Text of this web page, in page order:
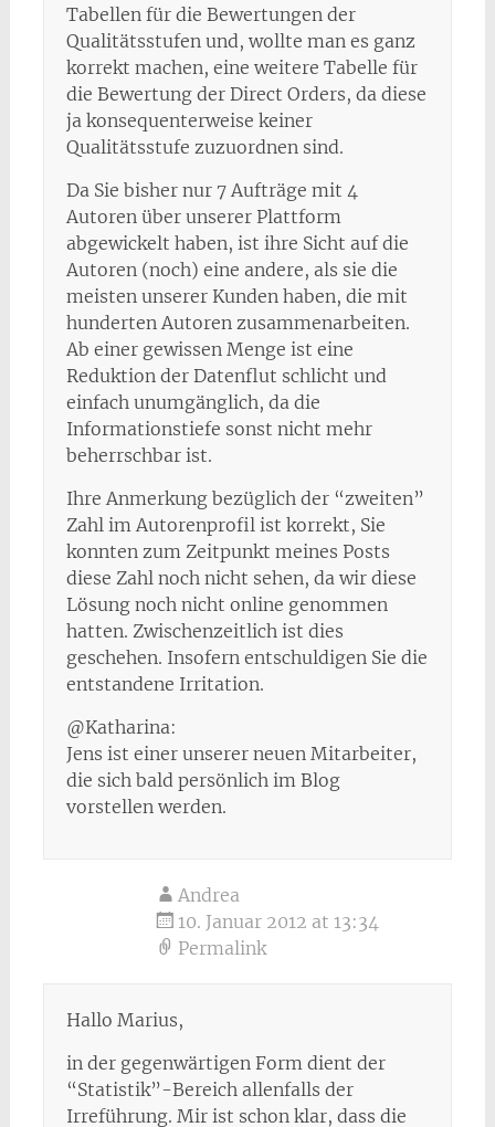
Tabellen für die Bewertungen der
Qualitätsstufen und, wollte man es ganz
korrekt machen, eine weitere Tabelle für
die Bewertung der Direct Orders, da diese
ja konsequenterweise keiner
Qualitätsstufe zuzuordnen sind.
Da Sie bisher nur 7 Aufträge mit 4
Autoren über unserer Plattform
abgewickelt haben, ist ihre Sicht auf die
Autoren (noch) eine andere, als sie die
meisten unserer Kunden haben, die mit
hunderten Autoren zusammenarbeiten.
Ab einer gewissen Menge ist eine
Reduktion der Datenflut schlicht und
einfach unumgänglich, da die
Informationstiefe sonst nicht mehr
beherrschbar ist.
Ihre Anmerkung bezüglich der “zweiten”
Zahl im Autorenprofil ist korrekt, Sie
konnten zum Zeitpunkt meines Posts
diese Zahl noch nicht sehen, da wir diese
Lösung noch nicht online genommen
hatten. Zwischenzeitlich ist dies
geschehen. Insofern entschuldigen Sie die
entstandene Irritation.
@Katharina:
Jens ist einer unserer neuen Mitarbeiter,
die sich bald persönlich im Blog
vorstellen werden.
Andrea
10. Januar 2012 at 13:34
Permalink
Hallo Marius,
in der gegenwärtigen Form dient der
“Statistik”-Bereich allenfalls der
Irreführung. Mir ist schon klar, dass die